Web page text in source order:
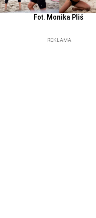
Fot. Monika Pliś
REKLAMA